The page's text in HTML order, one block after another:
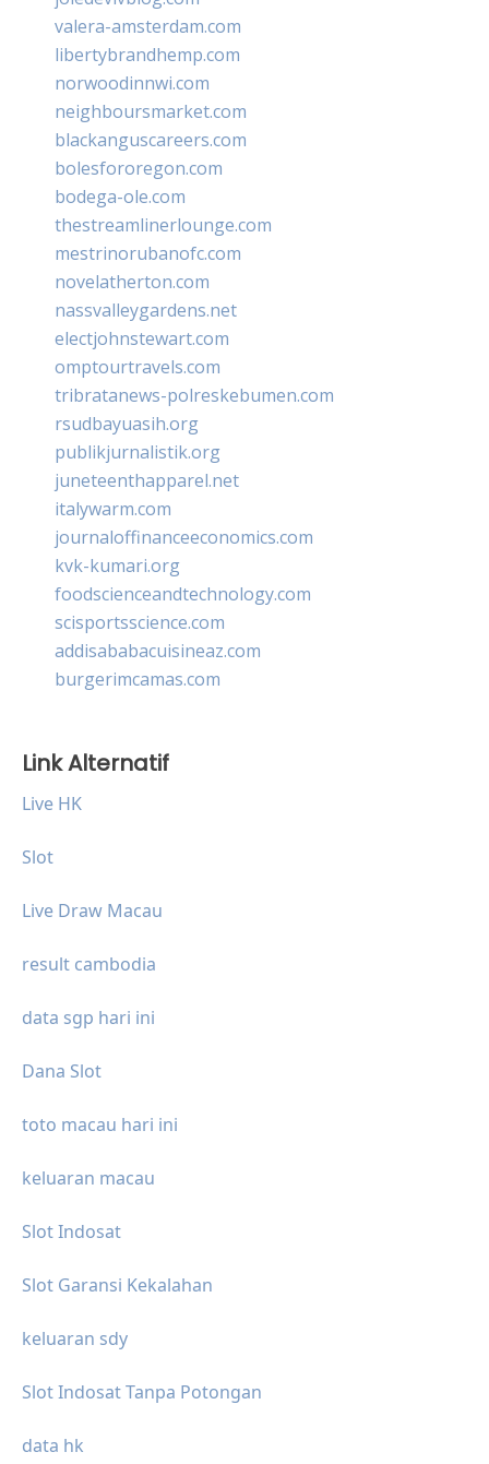
valera-amsterdam.com
libertybrandhemp.com
norwoodinnwi.com
neighboursmarket.com
blackanguscareers.com
bolesfororegon.com
bodega-ole.com
thestreamlinerlounge.com
mestrinorubanofc.com
novelatherton.com
nassvalleygardens.net
electjohnstewart.com
omptourtravels.com
tribratanews-polreskebumen.com
rsudbayuasih.org
publikjurnalistik.org
juneteenthapparel.net
italywarm.com
journaloffinanceeconomics.com
kvk-kumari.org
foodscienceandtechnology.com
scisportsscience.com
addisababacuisineaz.com
burgerimcamas.com
Link Alternatif
Live HK
Slot
Live Draw Macau
result cambodia
data sgp hari ini
Dana Slot
toto macau hari ini
keluaran macau
Slot Indosat
Slot Garansi Kekalahan
keluaran sdy
Slot Indosat Tanpa Potongan
data hk